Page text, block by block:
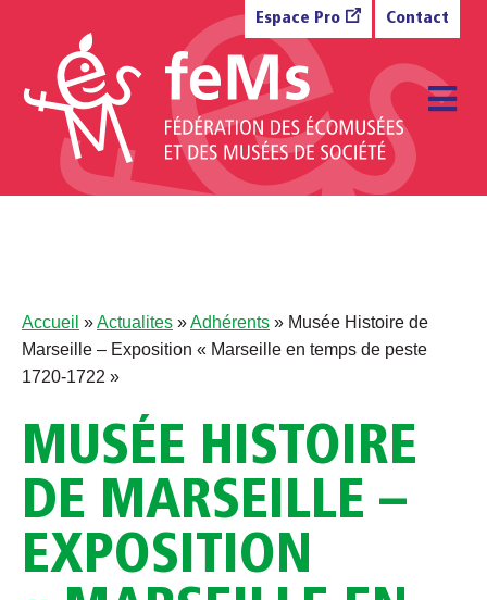
Espace Pro Contact
Accueil »Actualites »Adhérents » Musée Histoire de
Marseille – Exposition « Marseille en temps de peste
1720-1722 »
MUSÉE HISTOIRE
DE MARSEILLE –
EXPOSITION